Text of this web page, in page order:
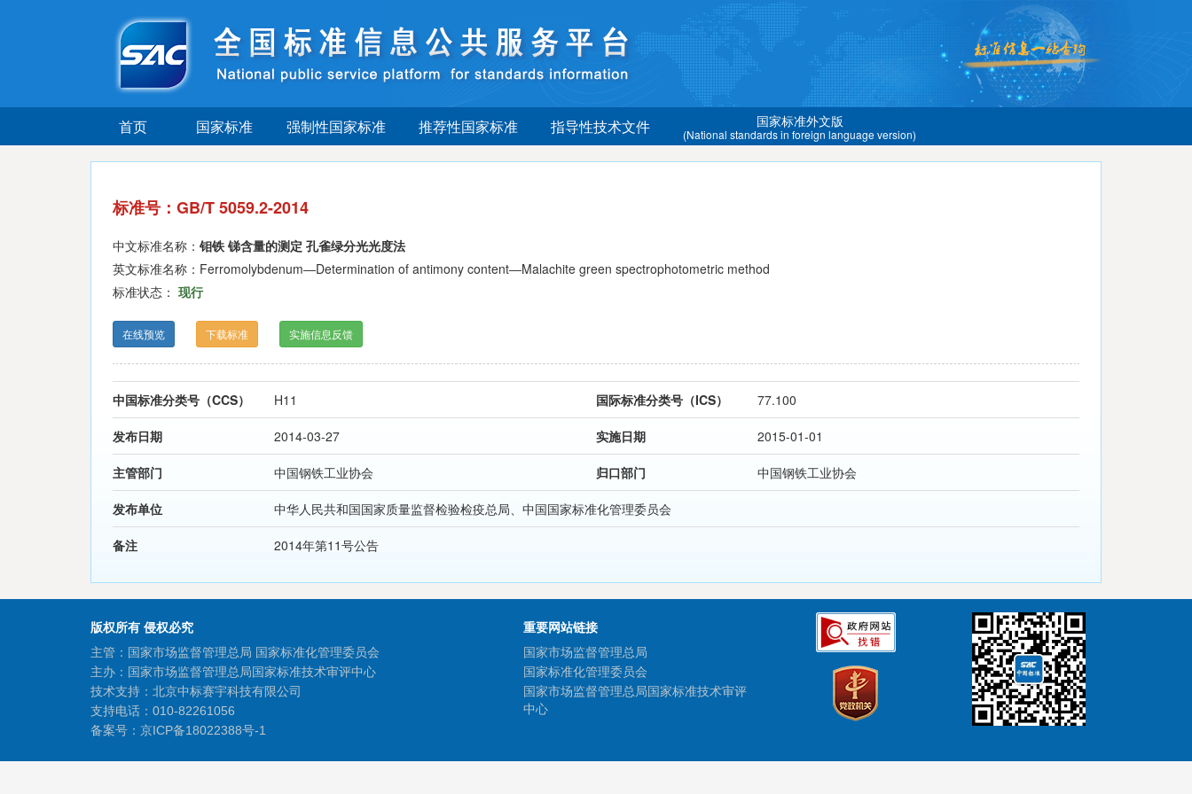
首页 国家标准 强制性国家标准 推荐性国家标准 指导性技术文件 国家标准外文版
(National standards in foreign language version)
标准号：GB/T 5059.2-2014
中文标准名称： 钼铁 锑含量的测定 孔雀绿分光光度法
英文标准名称：Ferromolybdenum―Determination of antimony content―Malachite green spectrophotometric method
标准状态： 现行
在线预览 下载标准 实施信息反馈
中国标准分类号（CCS） H11 国际标准分类号（ICS） 77.100
发布日期 2014-03-27 实施日期 2015-01-01
主管部门 中国钢铁工业协会 归口部门 中国钢铁工业协会
发布单位 中华人民共和国国家质量监督检验检疫总局、中国国家标准化管理委员会
备注 2014年第11号公告
版权所有 侵权必究
主管：国家市场监督管理总局 国家标准化管理委员会
主办：国家市场监督管理总局国家标准技术审评中心
技术支持：北京中标赛宇科技有限公司
支持电话：010-82261056
备案号： 京ICP备18022388号-1
重要网站链接
国家市场监督管理总局
国家标准化管理委员会
国家市场监督管理总局国家标准技术审评
中心